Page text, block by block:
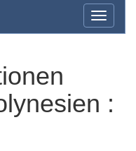
toggle
: